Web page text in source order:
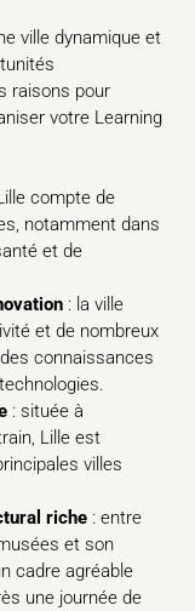
ville dynamique et
raisons pour
votre Learning
compte de
notamment dans
et de
: la ville
et de nombreux
connaissances
: située à
Lille est
villes
riche : entre
et son
cadre agréable
une journée de